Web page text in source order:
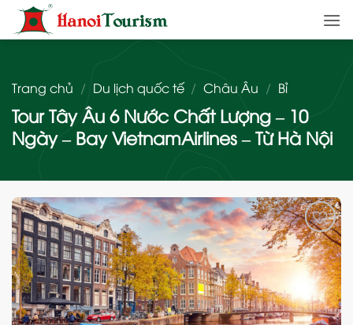
qua
nội
Trang chủ / Du lịch quốc tế / Châu Âu / Bỉ
Tour Tây Âu 6 Nước Chất Lượng – 10
Ngày – Bay VietnamAirlines – Từ Hà Nội
Add
to
wishlist